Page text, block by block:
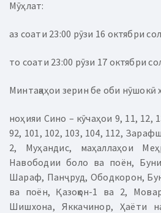
Мӯҳлат:
аз соати 23:00 рӯзи 16 октябри
то соати 23:00 рӯзи 17 октябри
Минтақаҳои зерин бе оби нӯшокӣ
ноҳияи Сино – кӯчаҳои 9, 11, 12,
92, 101, 102, 103, 104, 112,
2, Муҳандис, маҳаллаҳои
Навободии боло ва поён,
Шараф, Панҷруд, Ободкорон,
ва поён, Қазоқон-1 ва 2,
Шишхона, Яккачинор, Ҳаёти